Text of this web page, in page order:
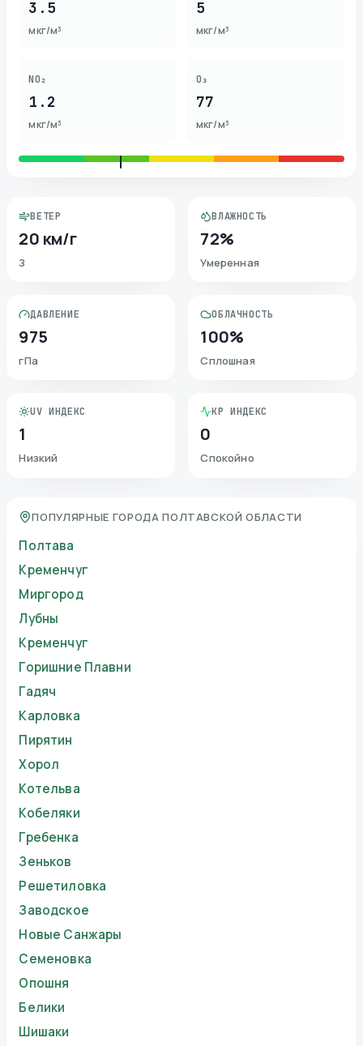
3.5
мкг/м³
5
мкг/м³
NO₂
1.2
мкг/м³
O₃
77
мкг/м³
ВЕТЕР
20 км/г
З
ВЛАЖНОСТЬ
72%
Умеренная
ДАВЛЕНИЕ
975
гПа
ОБЛАЧНОСТЬ
100%
Сплошная
UV ИНДЕКС
1
Низкий
KP ИНДЕКС
0
Спокойно
ПОПУЛЯРНЫЕ ГОРОДА ПОЛТАВСКОЙ ОБЛАСТИ
Полтава
Кременчуг
Миргород
Лубны
Кременчуг
Горишние Плавни
Гадяч
Карловка
Пирятин
Хорол
Котельва
Кобеляки
Гребенка
Зеньков
Решетиловка
Заводское
Новые Санжары
Семеновка
Опошня
Белики
Шишаки